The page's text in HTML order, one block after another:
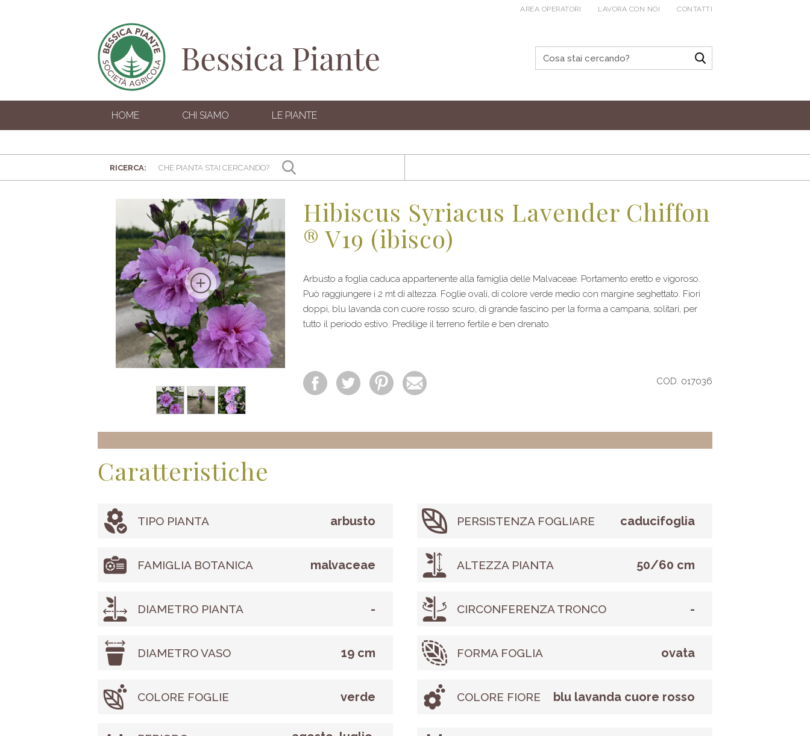
AREA OPERATORI LAVORA CON NOI CONTATTI
HOME CHI SIAMO LE PIANTE
RICERCA:
Hibiscus Syriacus Lavender Chiffon
® V19 (ibisco)
Arbusto a foglia caduca appartenente alla famiglia delle Malvaceae. Portamento eretto e vigoroso.
Può raggiungere i 2 mt di altezza. Foglie ovali, di colore verde medio con margine seghettato. Fiori
doppi, blu lavanda con cuore rosso scuro, di grande fascino per la forma a campana, solitari, per
tutto il periodo estivo. Predilige il terreno fertile e ben drenato.
COD. 017036
Caratteristiche
TIPO PIANTA arbusto PERSISTENZA FOGLIARE caducifoglia
FAMIGLIA BOTANICA malvaceae ALTEZZA PIANTA 50/60 cm
DIAMETRO PIANTA - CIRCONFERENZA TRONCO -
DIAMETRO VASO 19 cm FORMA FOGLIA ovata
COLORE FOGLIE verde COLORE FIORE blu lavanda cuore rosso